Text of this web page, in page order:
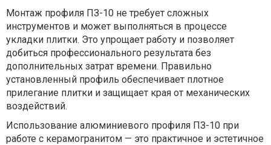
Монтаж профиля ПЗ-10 не требует сложных
инструментов и может выполняться в процессе
укладки плитки. Это упрощает работу и позволяет
добиться профессионального результата без
дополнительных затрат времени. Правильно
установленный профиль обеспечивает плотное
прилегание плитки и защищает края от механических
воздействий.
Использование алюминиевого профиля ПЗ-10 при
работе с керамогранитом — это практичное и эстетичное